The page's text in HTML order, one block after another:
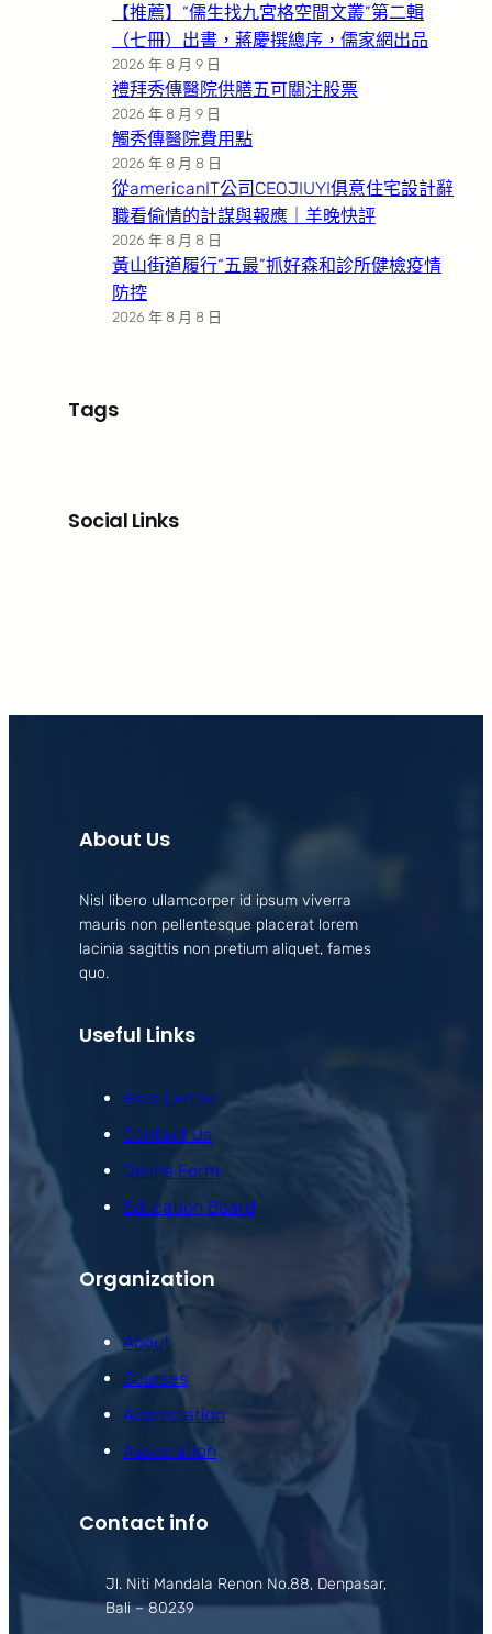
【推薦】“儒生找九宮格空間文叢”第二輯
（七冊）出書，蔣慶撰總序，儒家網出品
2026 年 8 月 9 日
禮拜秀傳醫院供膳五可關注股票
2026 年 8 月 9 日
觸秀傳醫院費用點
2026 年 8 月 8 日
從americanIT公司CEOJIUYI俱意住宅設計辭
職看偷情的計謀與報應｜羊晚快評
2026 年 8 月 8 日
黃山街道履行“五最”抓好森和診所健檢疫情
防控
2026 年 8 月 8 日
Tags
Social Links
About Us
Nisl libero ullamcorper id ipsum viverra
mauris non pellentesque placerat lorem
lacinia sagittis non pretium aliquet, fames
quo.
Useful Links
Help Center
Contact Us
Online Form
Education Board
Organization
About
Courses
Appreciation
Association
Contact info
Jl. Niti Mandala Renon No.88, Denpasar,
Bali – 80239